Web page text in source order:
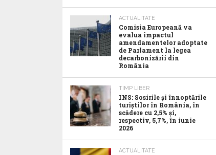
ACTUALITATE
Comisia Europeană va
evalua impactul
amendamentelor adoptate
de Parlament la legea
decarbonizării din
România
TIMP LIBER
INS: Sosirile și înnoptările
turiștilor în România, în
scădere cu 2,5% și,
respectiv, 5,7%, în iunie
2026
ACTUALITATE